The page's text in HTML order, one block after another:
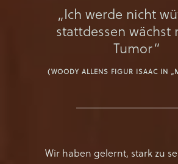
„Ich werde nicht
stattdessen wächst
Tumor“
(WOODY ALLENS FIGUR ISAAC IN
Wir haben gelernt, stark zu